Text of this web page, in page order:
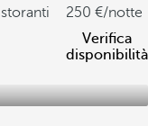
250
/notte
Verifica
disponibilità